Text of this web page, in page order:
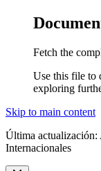
Fetch the
Use this file to
exploring
Skip to main content
Última
Internacionales